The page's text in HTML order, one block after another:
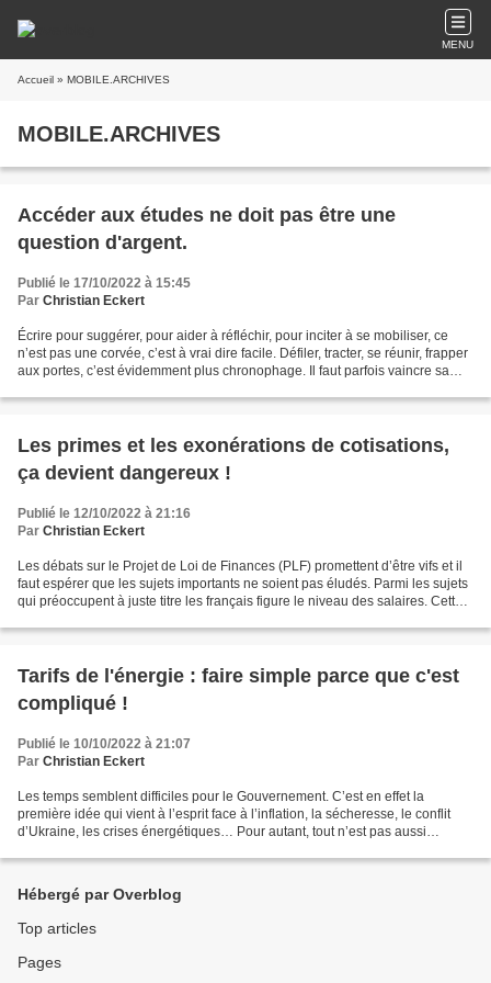
MENU
Accueil » MOBILE.ARCHIVES
MOBILE.ARCHIVES
Accéder aux études ne doit pas être une
question d'argent.
Publié le 17/10/2022 à 15:45
Par Christian Eckert
Écrire pour suggérer, pour aider à réfléchir, pour inciter à se mobiliser, ce
n’est pas une corvée, c’est à vrai dire facile. Défiler, tracter, se réunir, frapper
aux portes, c’est évidemment plus chronophage. Il faut parfois vaincre sa
Les primes et les exonérations de cotisations,
ça devient dangereux !
Publié le 12/10/2022 à 21:16
Par Christian Eckert
Les débats sur le Projet de Loi de Finances (PLF) promettent d’être vifs et il
faut espérer que les sujets importants ne soient pas éludés. Parmi les sujets
qui préoccupent à juste titre les français figure le niveau des salaires. Cette
Tarifs de l'énergie : faire simple parce que c'est
compliqué !
Publié le 10/10/2022 à 21:07
Par Christian Eckert
Les temps semblent difficiles pour le Gouvernement. C’est en effet la
première idée qui vient à l’esprit face à l’inflation, la sécheresse, le conflit
d’Ukraine, les crises énergétiques… Pour autant, tout n’est pas aussi
Hébergé par Overblog
Top articles
Pages